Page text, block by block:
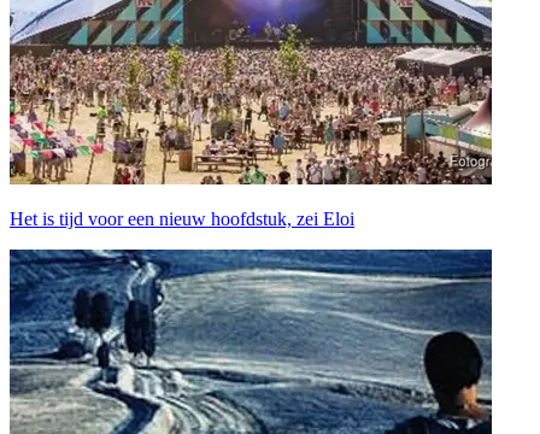
Het is tijd voor een nieuw hoofdstuk, zei Eloi